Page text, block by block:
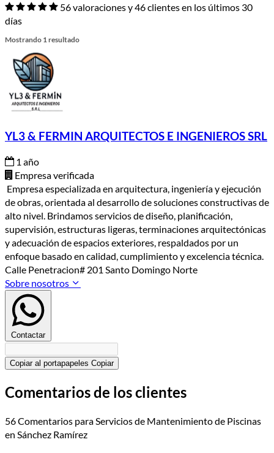
56 valoraciones y 46 clientes en los últimos 30
días
Mostrando 1 resultado
YL3 & FERMIN ARQUITECTOS E INGENIEROS SRL
1 año
Empresa verificada
Empresa especializada en arquitectura, ingeniería y ejecución
de obras, orientada al desarrollo de soluciones constructivas de
alto nivel. Brindamos servicios de diseño, planificación,
supervisión, estructuras ligeras, terminaciones arquitectónicas
y adecuación de espacios exteriores, respaldados por un
enfoque basado en calidad, cumplimiento y excelencia técnica.
Calle Penetracion# 201 Santo Domingo Norte
Sobre nosotros
Contactar
Copiar al portapapeles Copiar
Comentarios de los clientes
56 Comentarios para Servicios de Mantenimiento de Piscinas
en Sánchez Ramírez